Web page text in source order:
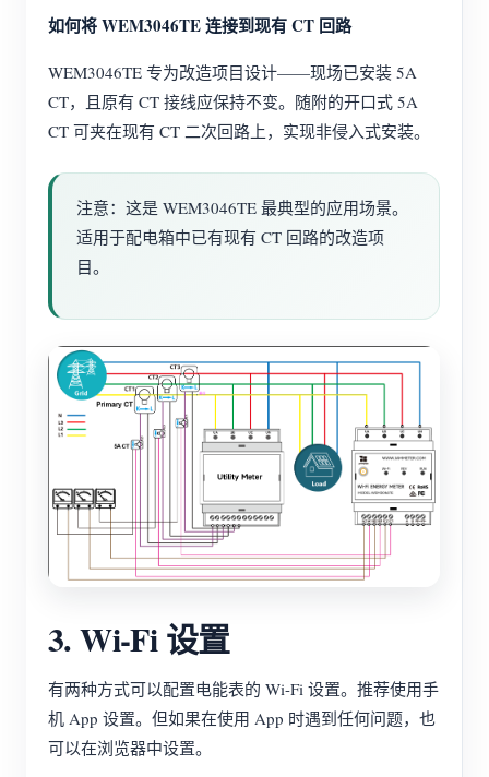
如何将 WEM3046TE 连接到现有 CT 回路
WEM3046TE 专为改造项目设计——现场已安装 5A
CT，且原有 CT 接线应保持不变。随附的开口式 5A
CT 可夹在现有 CT 二次回路上，实现非侵入式安装。
注意：这是 WEM3046TE 最典型的应用场景。
适用于配电箱中已有现有 CT 回路的改造项
目。
3. Wi-Fi 设置
有两种方式可以配置电能表的 Wi-Fi 设置。推荐使用手
机 App 设置。但如果在使用 App 时遇到任何问题，也
可以在浏览器中设置。